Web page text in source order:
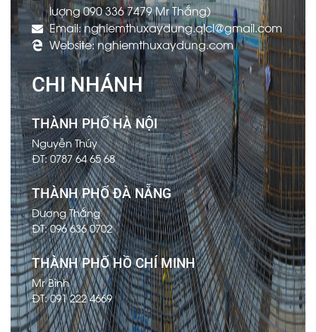
lượng 090 336 7479 Mr Thắng)
Email: nghiemthuxaydung.qlcl@gmail.com
Website: nghiemthuxaydung.com
CHI NHÁNH
THÀNH PHỐ HÀ NỘI
Nguyễn Thúy
ĐT: 0787 64 65 68
THÀNH PHỐ ĐÀ NẴNG
Dương Thắng
ĐT: 096 636 0702
THÀNH PHỐ HỒ CHÍ MINH
Mr Bình
ĐT: 091 222 4669